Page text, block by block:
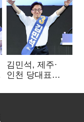
김민석, 제주·
인천 당대표